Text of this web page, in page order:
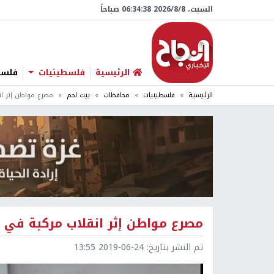
السبت، 8/‏8/‏2026 06:34:39 صباحاً
الرئيسية فلسطينيات
الرئيسية فلسطينيات محافظات بيت لحم مصرع مواطن إثر
مصرع مواطن إثر انقلاب مركبة
تم النشر بتاريخ: 2019-06-24 13:55